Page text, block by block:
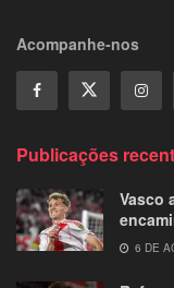
Acompanhe-nos
Publicações
Vasco
6 DE